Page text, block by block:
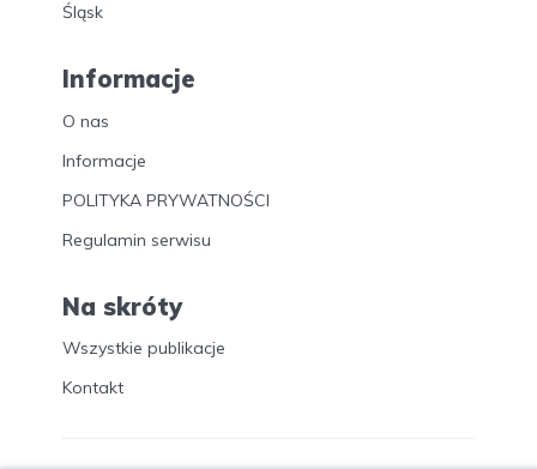
Śląsk
Informacje
O nas
Informacje
POLITYKA PRYWATNOŚCI
Regulamin serwisu
Na skróty
Wszystkie publikacje
Kontakt